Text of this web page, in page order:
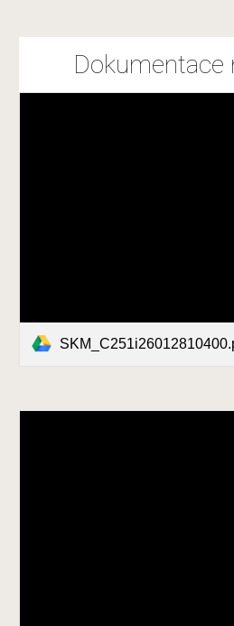
Dokumentace